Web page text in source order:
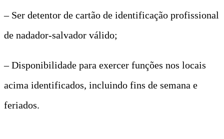
– Ser detentor de cartão de identificação profissional
de nadador-salvador válido;
– Disponibilidade para exercer funções nos locais
acima identificados, incluindo fins de semana e
feriados.